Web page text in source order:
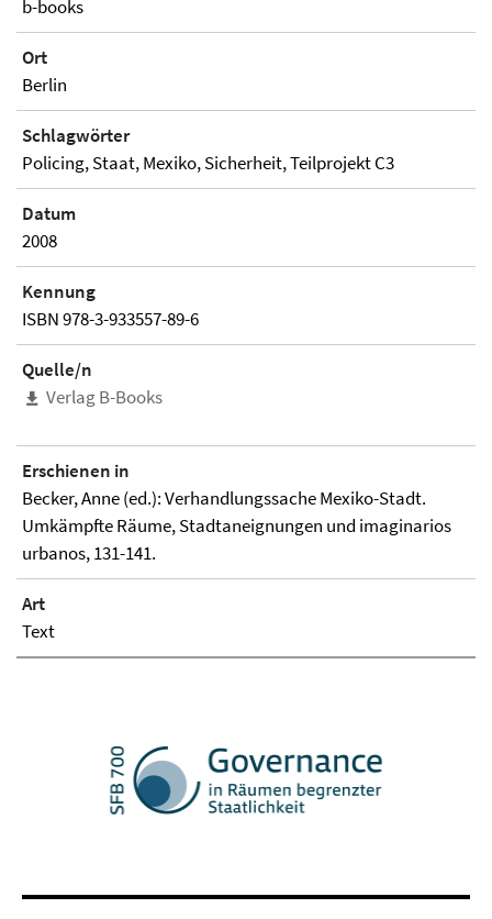
b-books
Ort
Berlin
Schlagwörter
Policing, Staat, Mexiko, Sicherheit, Teilprojekt C3
Datum
2008
Kennung
ISBN 978-3-933557-89-6
Quelle/n
Verlag B-Books
Erschienen in
Becker, Anne (ed.): Verhandlungssache Mexiko-Stadt.
Umkämpfte Räume, Stadtaneignungen und imaginarios
urbanos, 131-141.
Art
Text